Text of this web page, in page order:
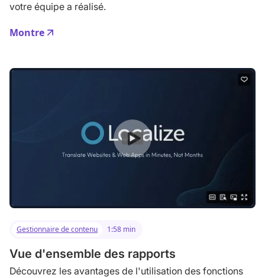
votre équipe a réalisé.
Montre
Gestionnaire de contenu 1:58 min
Vue d'ensemble des rapports
Découvrez les avantages de l'utilisation des fonctions